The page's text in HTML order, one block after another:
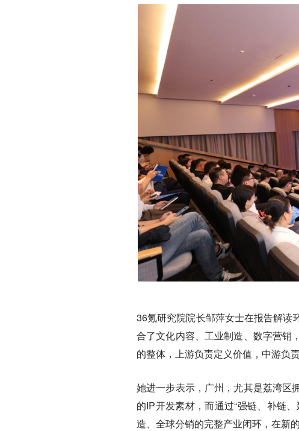
36氪研究院院长邹萍女士在报告解读
合了文化内容、工业制造、数字营销
的整体，上游负责定义价值，中游负
她进一步表示，广州，尤其是荔湾区
的IP开发素材，而通过“强链、补链
造、全球分销的完整产业闭环，在新